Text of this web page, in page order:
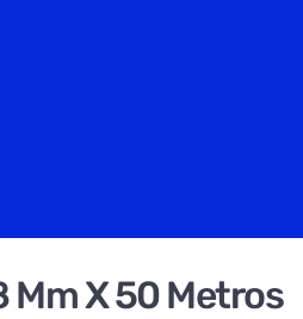
X 50 Metros